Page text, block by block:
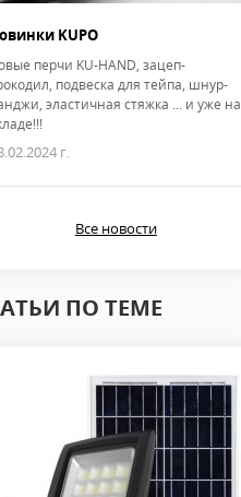
KUPO
перчи KU-HAND, зацеп-
подвеска для тейпа, шнур-
эластичная стяжка ... и уже на
г.
Все новости
ПО ТЕМЕ